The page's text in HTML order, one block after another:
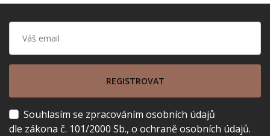
REGISTROVAT
Souhlasím se zpracováním osobních údajů
dle zákona č. 101/2000 Sb., o ochraně osobních údajů.